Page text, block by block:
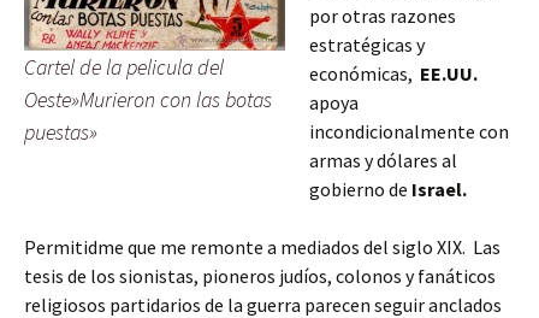
Cartel de la pelicula del
Oeste»Murieron con las botas
puestas»
por otras razones
estratégicas y
económicas, EE.UU.
apoya
incondicionalmente con
armas y dólares al
gobierno de Israel.
Permitidme que me remonte a mediados del siglo XIX. Las
tesis de los sionistas, pioneros judíos, colonos y fanáticos
religiosos partidarios de la guerra parecen seguir anclados